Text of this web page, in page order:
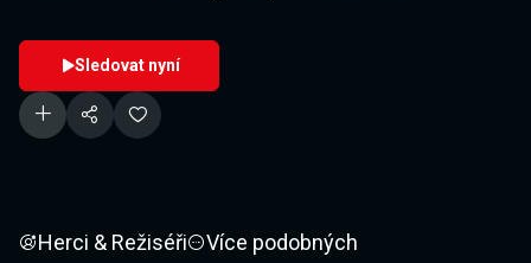
Sledovat nyní
Herci & Režiséři Více podobných